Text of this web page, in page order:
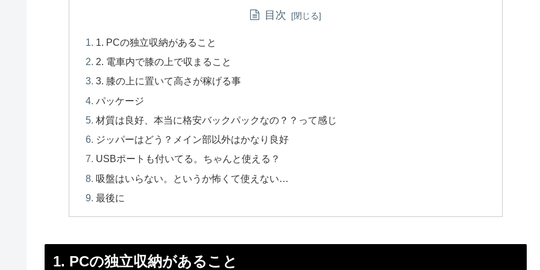
目次
1. PCの独立収納があること
2. 電車内で膝の上で収まること
3. 膝の上に置いて高さが稼げる事
パッケージ
材質は良好、本当に格安バックパックなの？？って感じ
ジッパーはどう？メイン部以外はかなり良好
USBポートも付いてる。ちゃんと使える？
吸盤はいらない。というか怖くて使えない…
最後に
1. PCの独立収納があること